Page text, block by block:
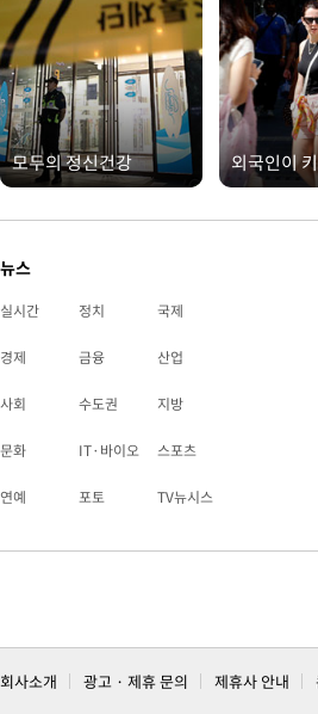
모두의 정신건강 외국인이
뉴스
실시간 정치 국제
경제 금융 산업
사회 수도권 지방
문화 IT·바이오 스포츠
연예 포토 TV뉴시스
회사소개 광고 · 제휴 문의 제휴사 안내